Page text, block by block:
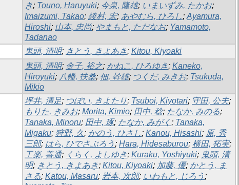
き; Touno, Haruyuki; 今泉, 隆雄; いまいずみ, たかお;
Imaizumi, Takao; 綾村, 宏; あやむら, ひろし; Ayamura,
Hiroshi; 山本, 忠尚; やまもと, ただなお; Yamamoto,
Tadanao
鬼頭, 清明; きとう, きよあき; Kitou, Kiyoaki
鬼頭, 清明; 金子, 裕之; かねこ, ひろゆき; Kaneko,
Hiroyuki; 八幡, 扶桑; 佃, 幹雄; つくだ, みきお; Tsukuda,
Mikio
坪井, 清足; つぼい, きよたり; Tsuboi, Kiyotari; 守田, 公夫;
もりた, きみお; Morita, Kimio; 田中, 稔; たなか, みのる;
Tanaka, Minoru; 田中, 琢; たなか, みがく ; Tanaka,
Migaku; 狩野, 久; かのう, ひさし; Kanou, Hisashi; 原, 秀
三郎; はら, ひでさぶろう ; Hara, Hidesaburou; 横田, 拓実;
工楽, 善通; くらく, よしゆき; Kuraku, Yoshiyuki; 鬼頭, 清
明; きとう, きよあき; Kitou, Kiyoaki; 加藤, 優; かとう, ま
さる; Katou, Masaru; 岩本, 次郎; いわもと, じろう ;